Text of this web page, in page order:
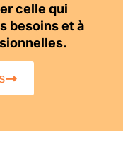
celle qui
besoins et à